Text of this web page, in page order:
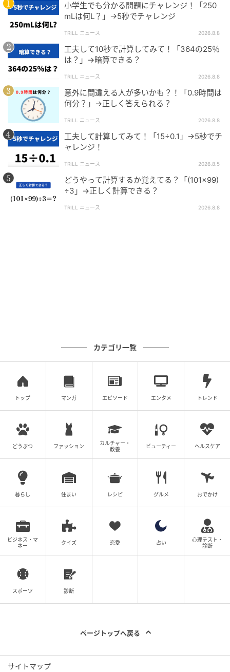
小学生でも分かる問題にチャレンジ！「250
mLは何L？」→5秒でチャレンジ
TRILL ニュース 2026.8.8
工夫して10秒で計算してみて！「364の25％
は？」→暗算できる？
TRILL ニュース 2026.8.8
意外に間違える人が多いかも？！「0.9時間は
何分？」→正しく答えられる？
TRILL ニュース 2026.8.8
工夫して計算してみて！「15÷0.1」→5秒でチ
ャレンジ！
TRILL ニュース 2026.8.5
どうやって計算するか覚えてる？「(101×99)
÷3」→正しく計算できる？
TRILL ニュース 2026.8.8
カテゴリ一覧
トップ マンガ エピソード エンタメ トレンド
どうぶつ ファッション
カルチャー・
教養
ビューティー ヘルスケア
暮らし 住まい レシピ グルメ おでかけ
ビジネス・マ
ネー
クイズ 恋愛 占い
心理テスト・
診断
スポーツ 診断
ページトップへ戻る
サイトマップ